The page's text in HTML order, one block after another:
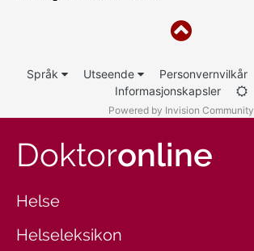
Språk Utseende Personvernvilkår
Informasjonskapsler
Powered by Invision Community
Doktoronline
Helse
Helseleksikon